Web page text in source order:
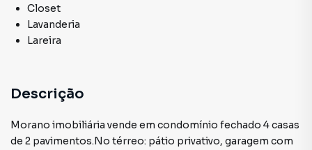
Closet
Lavanderia
Lareira
Descrição
Morano imobiliária vende em condomínio fechado 4 casas
de 2 pavimentos.No térreo: pátio privativo, garagem com